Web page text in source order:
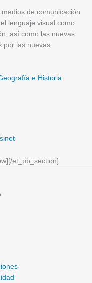
de comunicación
lenguaje visual como
así como las nuevas
por las nuevas
e Historia
et_pb_section]